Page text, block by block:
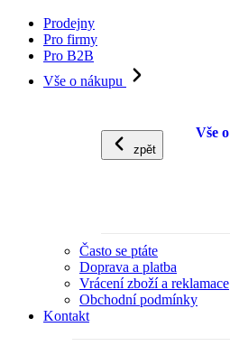
Prodejny
Pro firmy
Pro B2B
Vše o nákupu
zpět
Vše
Často se ptáte
Doprava a platba
Vrácení zboží a reklamace
Obchodní podmínky
Kontakt